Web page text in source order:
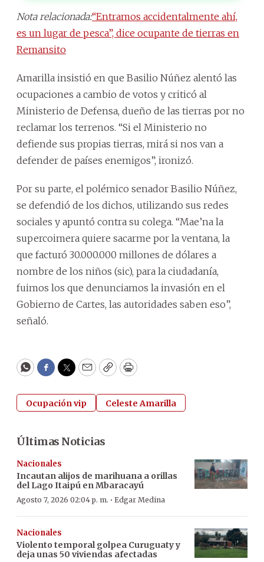
Nota relacionada:“Entramos accidentalmente ahí,
es un lugar de pesca”, dice ocupante de tierras en
Remansito
Amarilla insistió en que Basilio Núñez alentó las
ocupaciones a cambio de votos y criticó al
Ministerio de Defensa, dueño de las tierras por no
reclamar los terrenos. “Si el Ministerio no
defiende sus propias tierras, mirá si nos van a
defender de países enemigos”, ironizó.
Por su parte, el polémico senador Basilio Núñez,
se defendió de los dichos, utilizando sus redes
sociales y apuntó contra su colega. “Mae’na la
supercoimera quiere sacarme por la ventana, la
que facturó 30.000.000 millones de dólares a
nombre de los niños (sic), para la ciudadanía,
fuimos los que denunciamos la invasión en el
Gobierno de Cartes, las autoridades saben eso”,
señaló.
WhatsApp
Facebook
Twitter
EmailCopyPrint
Ocupación vip Celeste Amarilla
Últimas Noticias
Nacionales
Incautan alijos de marihuana a orillas
del Lago Itaipú en Mbaracayú
Agosto 7, 2026 02:04 p. m. · Edgar Medina
Nacionales
Violento temporal golpea Curuguaty y
deja unas 50 viviendas afectadas